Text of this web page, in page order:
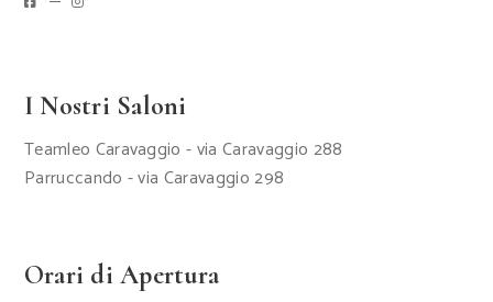
I Nostri Saloni
Teamleo Caravaggio - via Caravaggio 288
Parruccando - via Caravaggio 298
Orari di Apertura